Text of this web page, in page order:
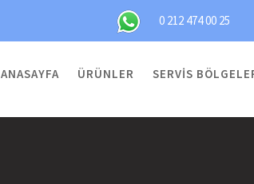
0 212 474 00 25
ANASAYFA ÜRÜNLER SERVIS